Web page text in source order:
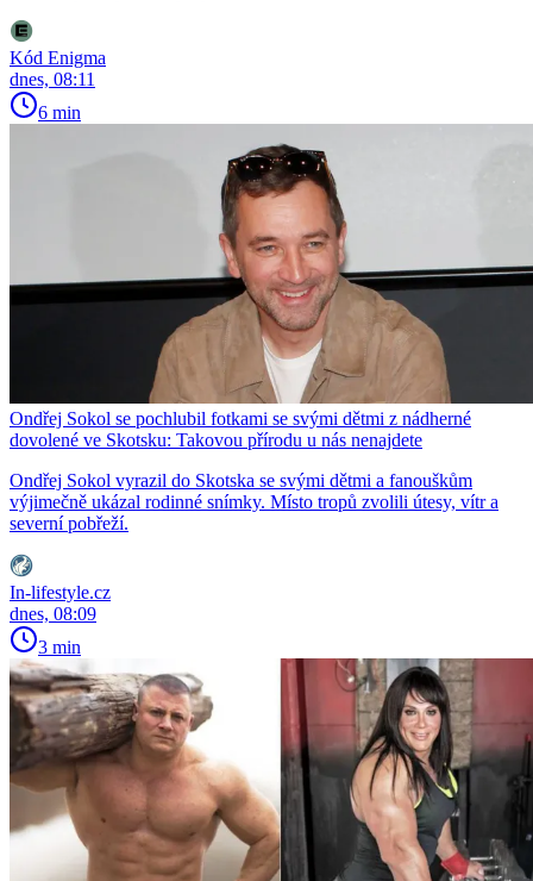
Kód Enigma
dnes, 08:11
6 min
Ondřej Sokol se pochlubil fotkami se svými dětmi z nádherné
dovolené ve Skotsku: Takovou přírodu u nás nenajdete
Ondřej Sokol vyrazil do Skotska se svými dětmi a fanouškům
výjimečně ukázal rodinné snímky. Místo tropů zvolili útesy, vítr a
severní pobřeží.
In-lifestyle.cz
dnes, 08:09
3 min